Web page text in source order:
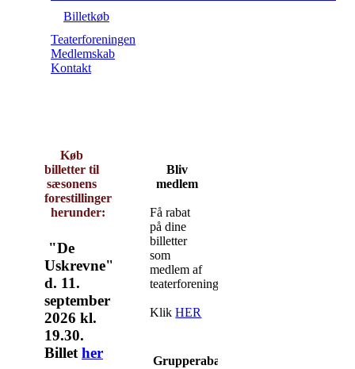
Billetkøb
Teaterforeningen
Medlemskab
Kontakt
Køb
billettertil
sæsonens
forestillinger
herunder:
"De
Uskrevne"
d. 11.
september
2026 kl.
19.30.
Billether
Bliv
medlem
Få rabat
på dine
billetter
som
medlem af
teaterforeningen.
KlikHER
Grupperabat